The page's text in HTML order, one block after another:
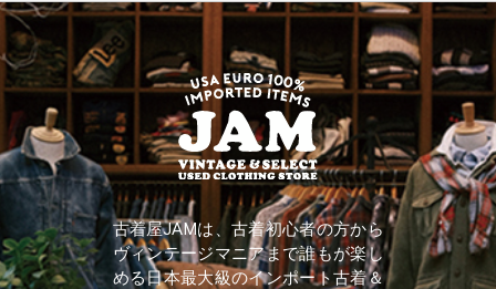
古着屋JAMは、古着初心者の方から
ヴィンテージマニアまで誰もが楽し
める日本最大級のインポート古着＆